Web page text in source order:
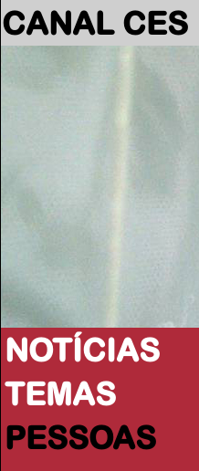
CANAL CES
NOTÍCIAS
TEMAS
PESSOAS